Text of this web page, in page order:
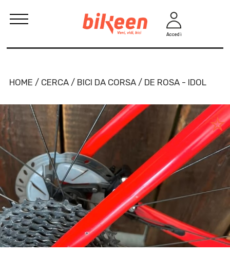
Accedi
HOME / CERCA / BICI DA CORSA / DE ROSA - IDOL